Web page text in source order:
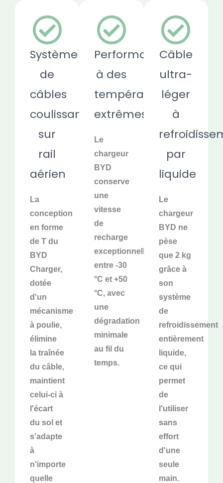
Système
de
câbles
coulissants
sur
rail
aérien
La
conception
en forme
de T du
BYD
Charger,
dotée
d'un
mécanisme
à poulie,
élimine
la traînée
du câble,
maintient
celui-ci à
l'écart
du sol et
s'adapte
à
n'importe
quelle
Performances
à des
températures
extrêmes
Le
chargeur
BYD
conserve
une
vitesse
de
recharge
exceptionnelle
entre -30
°C et +50
°C, avec
une
dégradation
minimale
au fil du
temps.
Câble
ultra-
léger
à
par
liquide
Le
chargeur
BYD ne
pèse
que 2 kg
grâce à
son
système
de
refroidissement
entièrement
liquide,
ce qui
permet
de
l'utiliser
sans
effort
d'une
seule
main.